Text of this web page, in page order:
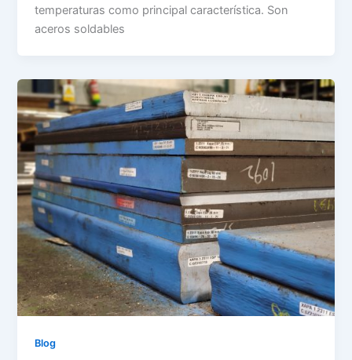
temperaturas como principal característica. Son
aceros soldables
Blog